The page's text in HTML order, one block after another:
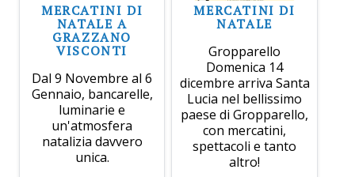
MERCATINI DI
NATALE A
GRAZZANO
VISCONTI
Dal 9 Novembre al 6
Gennaio, bancarelle,
luminarie e
un'atmosfera
natalizia davvero
unica.
MERCATINI DI
NATALE
Gropparello
Domenica 14
dicembre arriva Santa
Lucia nel bellissimo
paese di Gropparello,
con mercatini,
spettacoli e tanto
altro!